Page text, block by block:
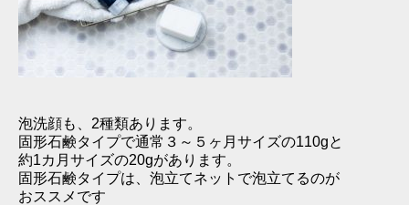
泡洗顔も、2種類あります。
固形石鹸タイプで通常３～５ヶ月サイズの110gと
約1カ月サイズの20gがあります。
固形石鹸タイプは、泡立てネットで泡立てるのが
おススメです